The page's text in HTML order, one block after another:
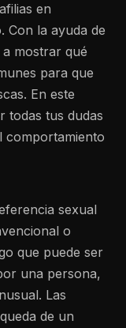
en
Con la ayuda de
mostrar qué
para que
En este
todas tus dudas
comportamiento
sexual
o
que puede ser
una persona,
Las
de un